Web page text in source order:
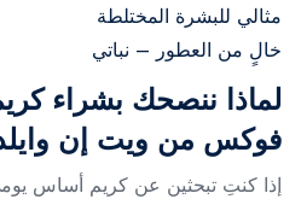
مثالي للبشرة المختلطة
خالٍ من العطور – نباتي
لماذا ننصحك بشراء
فوكس من ويت إن
إذا كنتِ تبحثين عن كريم أساس